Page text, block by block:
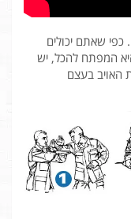
שאתם יכולים
המפתח להכל, יש
האויב בעצם